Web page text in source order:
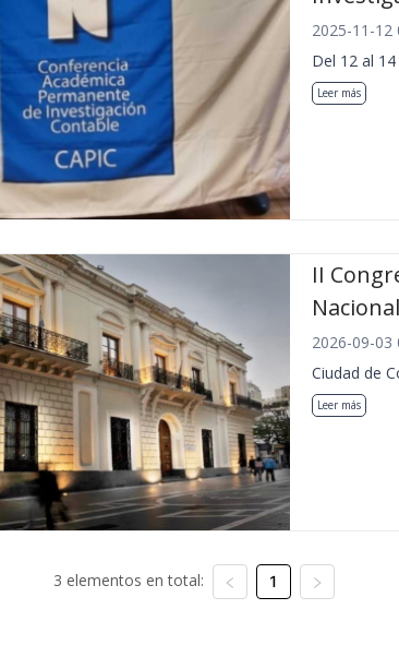
2025-11-12
Del 12 al
Leer más
II
2026-09-03
Ciudad de
Leer más
3 elementos en total: 1